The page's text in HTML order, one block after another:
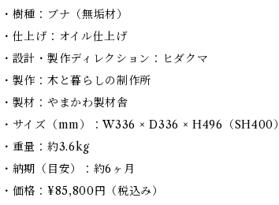
・樹種：ブナ（無垢材）
・仕上げ：オイル仕上げ
・設計・製作ディレクション：ヒダクマ
・製作：木と暮らしの制作所
・製材：やまかわ製材舎
・サイズ（mm）：W336 × D336 × H496（SH400）
・重量：約3.6kg
・納期（目安）：約6ヶ月
・価格：¥85,800円（税込み）